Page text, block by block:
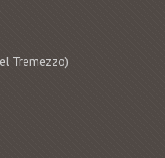
Tremezzo)